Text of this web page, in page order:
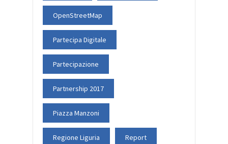
OpenStreetMap
Partecipa Digitale
Partecipazione
Partnership 2017
Piazza Manzoni
Regione Liguria Report